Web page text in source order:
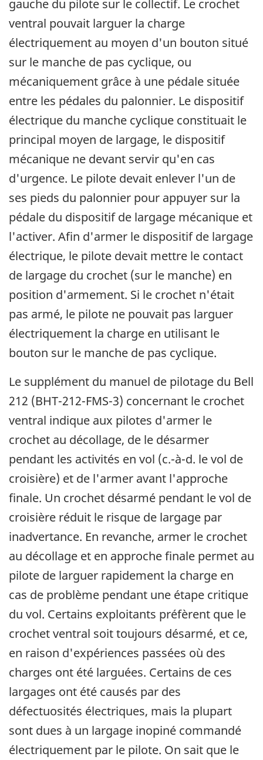
gauche du pilote sur le collectif. Le crochet
ventral pouvait larguer la charge
électriquement au moyen d'un bouton situé
sur le manche de pas cyclique, ou
mécaniquement grâce à une pédale située
entre les pédales du palonnier. Le dispositif
électrique du manche cyclique constituait le
principal moyen de largage, le dispositif
mécanique ne devant servir qu'en cas
d'urgence. Le pilote devait enlever l'un de
ses pieds du palonnier pour appuyer sur la
pédale du dispositif de largage mécanique et
l'activer. Afin d'armer le dispositif de largage
électrique, le pilote devait mettre le contact
de largage du crochet (sur le manche) en
position d'armement. Si le crochet n'était
pas armé, le pilote ne pouvait pas larguer
électriquement la charge en utilisant le
bouton sur le manche de pas cyclique.
Le supplément du manuel de pilotage du Bell
212 (BHT-212-FMS-3) concernant le crochet
ventral indique aux pilotes d'armer le
crochet au décollage, de le désarmer
pendant les activités en vol (c.-à-d. le vol de
croisière) et de l'armer avant l'approche
finale. Un crochet désarmé pendant le vol de
croisière réduit le risque de largage par
inadvertance. En revanche, armer le crochet
au décollage et en approche finale permet au
pilote de larguer rapidement la charge en
cas de problème pendant une étape critique
du vol. Certains exploitants préfèrent que le
crochet ventral soit toujours désarmé, et ce,
en raison d'expériences passées où des
charges ont été larguées. Certains de ces
largages ont été causés par des
défectuosités électriques, mais la plupart
sont dues à un largage inopiné commandé
électriquement par le pilote. On sait que le